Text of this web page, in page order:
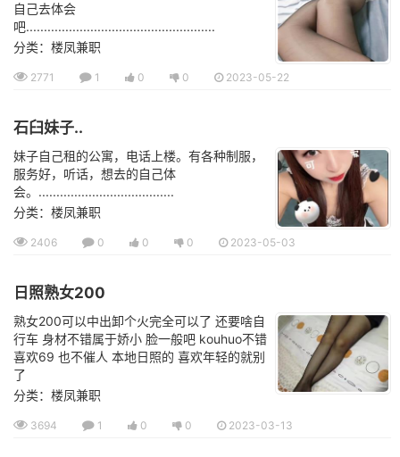
自己去体会
吧.....................................................
分类：楼凤兼职
2771 1 0 0 2023-05-22
石臼妹子..
妹子自己租的公寓，电话上楼。有各种制服，
服务好，听话，想去的自己体
会。......................................
分类：楼凤兼职
2406 0 0 0 2023-05-03
日照熟女200
熟女200可以中出卸个火完全可以了 还要啥自
行车 身材不错属于娇小 脸一般吧 kouhuo不错
喜欢69 也不催人 本地日照的 喜欢年轻的就别
了
分类：楼凤兼职
3694 1 0 0 2023-03-13